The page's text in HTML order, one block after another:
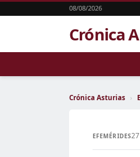
08/08/2026
Crónica
Crónica Asturias ›
EFEMÉRIDES